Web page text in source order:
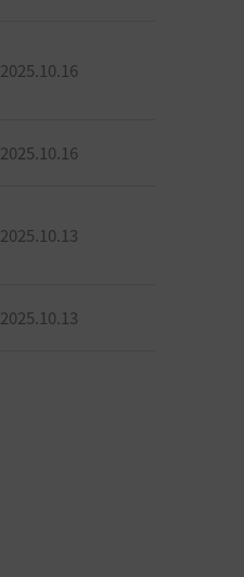
2025.10.16
2025.10.16
2025.10.13
2025.10.13